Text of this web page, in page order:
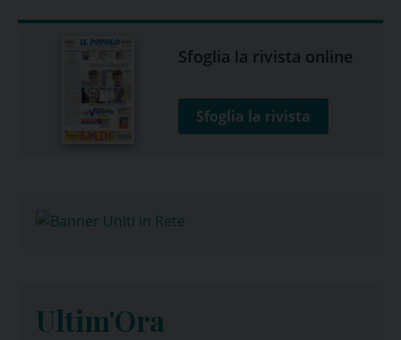
Sfoglia la rivista online
Sfoglia la rivista
Ultim'Ora